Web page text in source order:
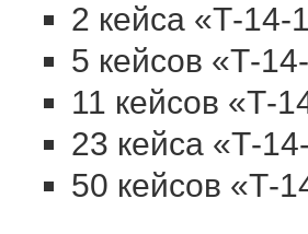
2 кейса «Т-
5 кейсов «Т-
11 кейсов «Т-
23 кейса «Т-
50 кейсов «Т-